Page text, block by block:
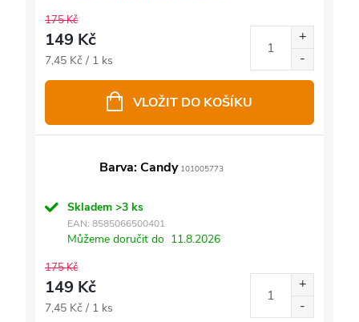
175 Kč
149 Kč
Měrná
cena:
7,45 Kč / 1 ks
VLOŽIT DO KOŠÍKU
Barva: Candy101005773
Skladem >3 ks
EAN: 8585066500401
Můžeme doručit do 11.8.2026
175 Kč
149 Kč
Měrná
7,45 Kč / 1 ks